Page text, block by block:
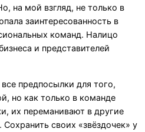
на мой взгляд, не только в
заинтересованность в
команд. Налицо
и представителей
предпосылки для того,
но как только в команде
их переманивают в другие
своих «звёздочек» у